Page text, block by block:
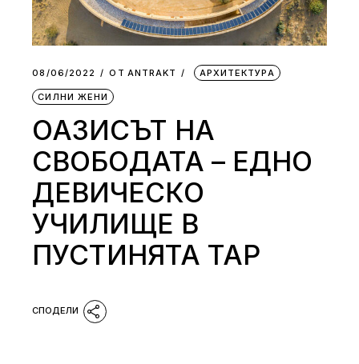
08/06/2022 ОТ АNTRAKT АРХИТЕКТУРА
СИЛНИ ЖЕНИ
ОАЗИСЪТ НА
СВОБОДАТА – ЕДНО
ДЕВИЧЕСКО
УЧИЛИЩЕ В
ПУСТИНЯТА ТАР